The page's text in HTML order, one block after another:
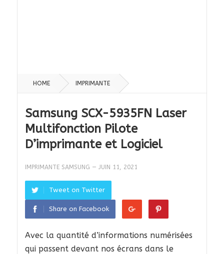
HOME IMPRIMANTE
Samsung SCX-5935FN Laser
Multifonction Pilote
D’imprimante et Logiciel
IMPRIMANTE SAMSUNG — JUIN 11, 2021
Tweet on Twitter
Share on Facebook
Avec la quantité d’informations numérisées
qui passent devant nos écrans dans le